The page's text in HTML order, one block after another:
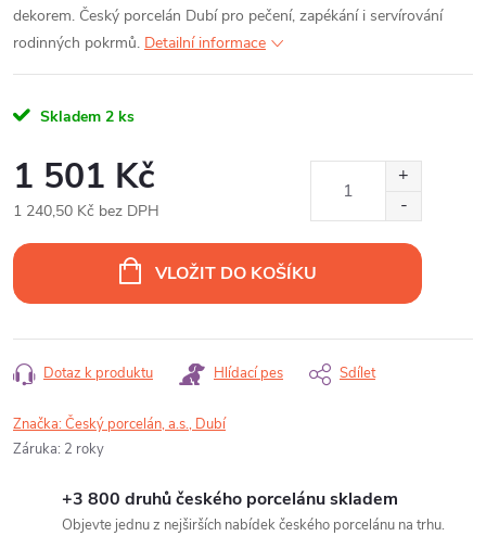
dekorem. Český porcelán Dubí pro pečení, zapékání i servírování
rodinných pokrmů. Detailní informace
Skladem 2 ks
1 501 Kč
1 240,50 Kč bez DPH
cena:
VLOŽIT DO KOŠÍKU
Dotaz k produktu Hlídací pes Sdílet
Značka:Český porcelán, a.s., Dubí
Záruka: 2 roky
+3 800 druhů českého porcelánu skladem
Objevte jednu z nejširších nabídek českého porcelánu na trhu.